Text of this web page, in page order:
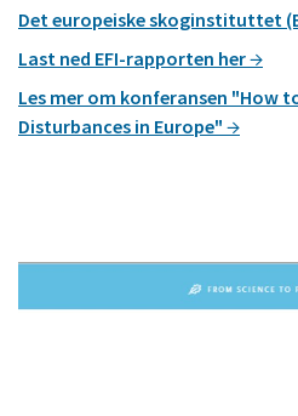
Det europeiske skoginstituttet
Last ned EFI-rapporten her
Les mer om konferansen "How
Disturbances in Europe"